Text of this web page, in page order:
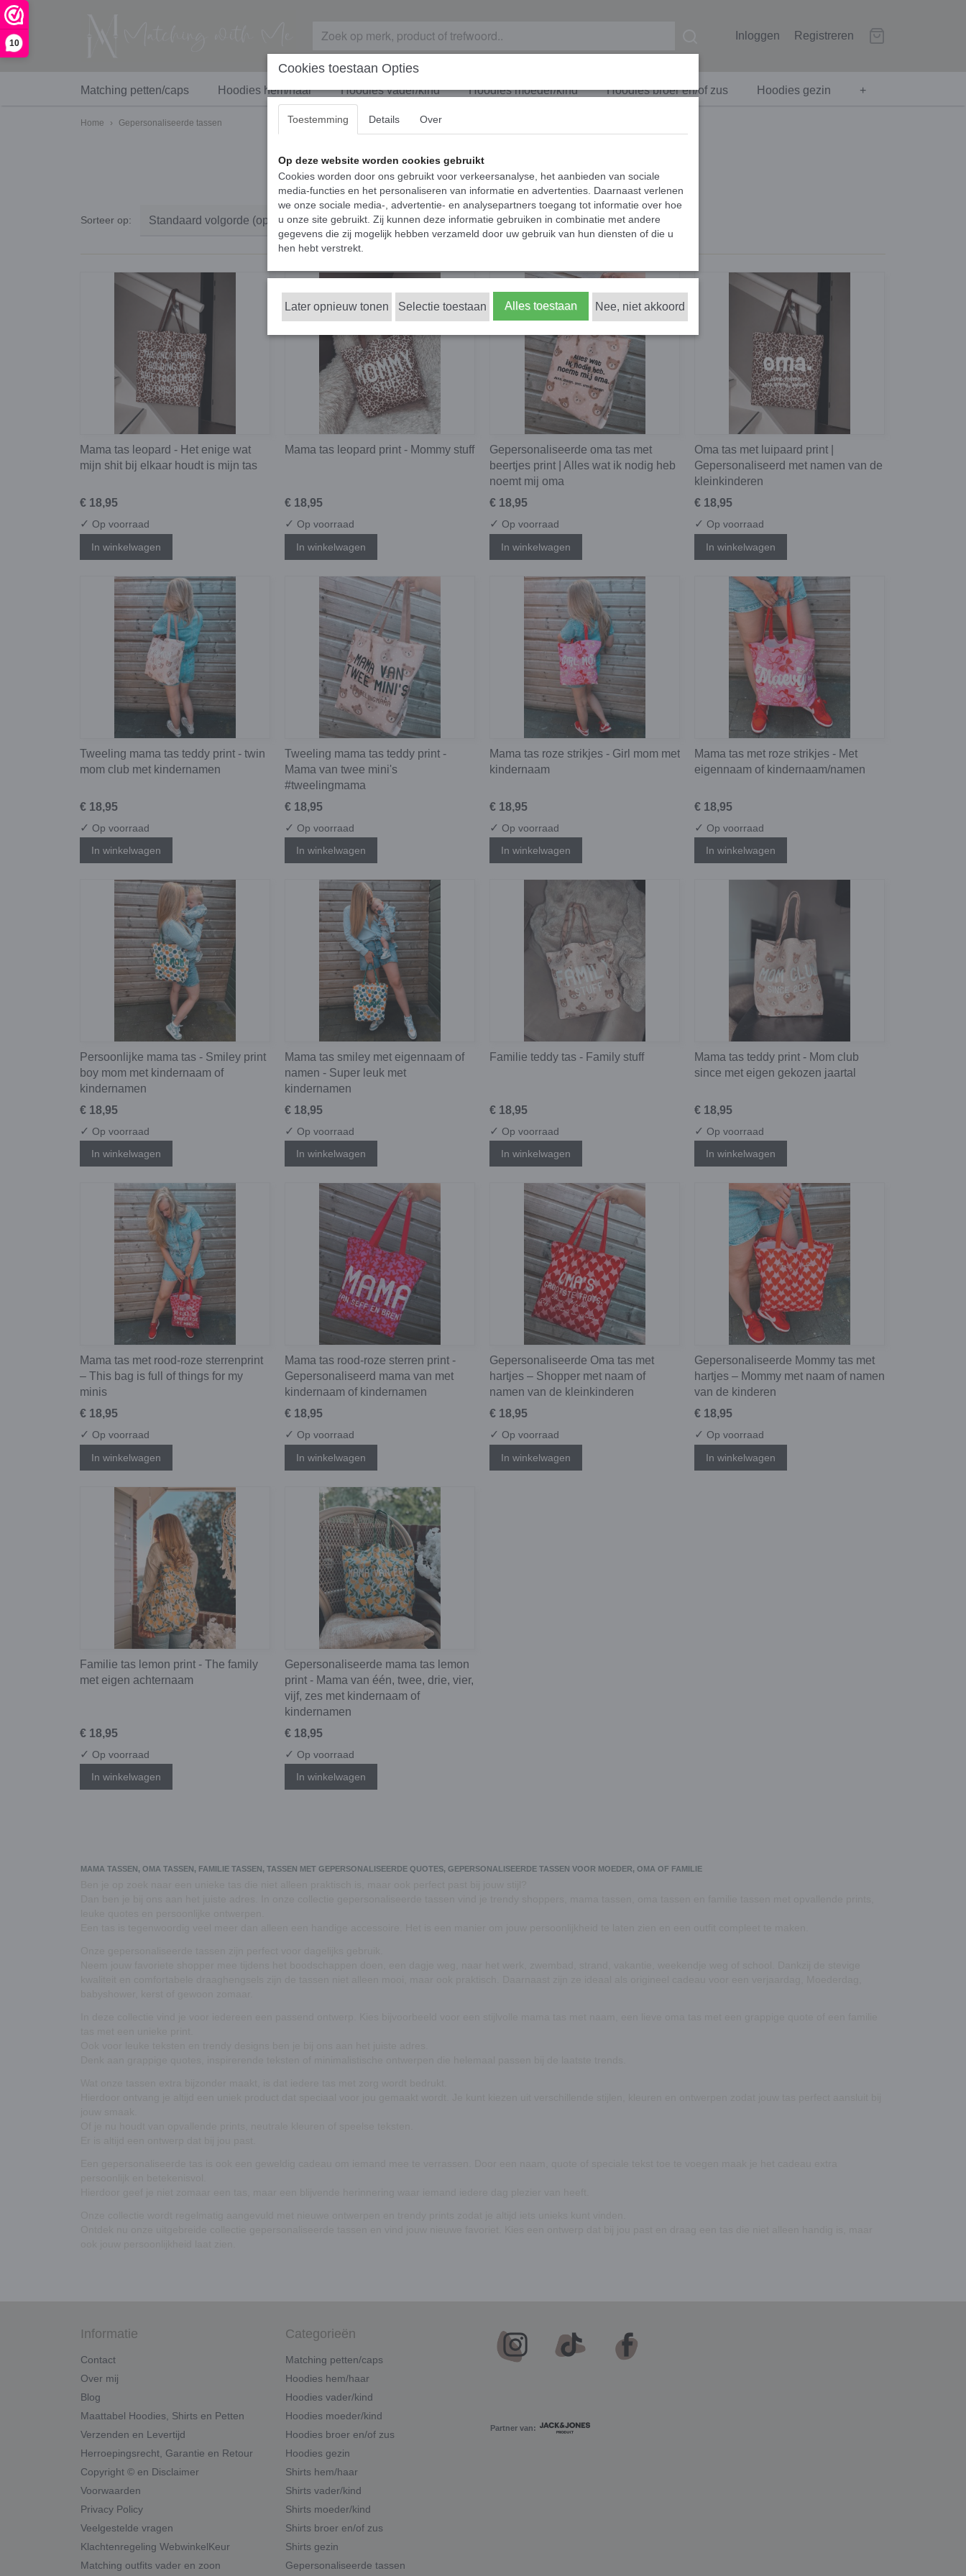
10
Inloggen Registreren
Matching petten/caps Hoodies hem/haar Hoodies vader/kind Hoodies moeder/kind Hoodies broer en/of zus Hoodies gezin +
Home › Gepersonaliseerde tassen
Sorteer op:
Mama tas leopard - Het enige wat
mijn shit bij elkaar houdt is mijn tas
€ 18,95
✓ Op voorraad
In winkelwagen
Mama tas leopard print - Mommy stuff
€ 18,95
✓ Op voorraad
In winkelwagen
Gepersonaliseerde oma tas met
beertjes print | Alles wat ik nodig heb
noemt mij oma
€ 18,95
✓ Op voorraad
In winkelwagen
Oma tas met luipaard print |
Gepersonaliseerd met namen van de
kleinkinderen
€ 18,95
✓ Op voorraad
In winkelwagen
Tweeling mama tas teddy print - twin
mom club met kindernamen
€ 18,95
✓ Op voorraad
In winkelwagen
Tweeling mama tas teddy print -
Mama van twee mini's
#tweelingmama
€ 18,95
✓ Op voorraad
In winkelwagen
Mama tas roze strikjes - Girl mom met
kindernaam
€ 18,95
✓ Op voorraad
In winkelwagen
Mama tas met roze strikjes - Met
eigennaam of kindernaam/namen
€ 18,95
✓ Op voorraad
In winkelwagen
Persoonlijke mama tas - Smiley print
boy mom met kindernaam of
kindernamen
€ 18,95
✓ Op voorraad
In winkelwagen
Mama tas smiley met eigennaam of
namen - Super leuk met
kindernamen
€ 18,95
✓ Op voorraad
In winkelwagen
Familie teddy tas - Family stuff
€ 18,95
✓ Op voorraad
In winkelwagen
Mama tas teddy print - Mom club
since met eigen gekozen jaartal
€ 18,95
✓ Op voorraad
In winkelwagen
Mama tas met rood-roze sterrenprint
– This bag is full of things for my
minis
€ 18,95
✓ Op voorraad
In winkelwagen
Mama tas rood-roze sterren print -
Gepersonaliseerd mama van met
kindernaam of kindernamen
€ 18,95
✓ Op voorraad
In winkelwagen
Gepersonaliseerde Oma tas met
hartjes – Shopper met naam of
namen van de kleinkinderen
€ 18,95
✓ Op voorraad
In winkelwagen
Gepersonaliseerde Mommy tas met
hartjes – Mommy met naam of namen
van de kinderen
€ 18,95
✓ Op voorraad
In winkelwagen
Familie tas lemon print - The family
met eigen achternaam
€ 18,95
✓ Op voorraad
In winkelwagen
Gepersonaliseerde mama tas lemon
print - Mama van één, twee, drie, vier,
vijf, zes met kindernaam of
kindernamen
€ 18,95
✓ Op voorraad
In winkelwagen
MAMA TASSEN, OMA TASSEN, FAMILIE TASSEN, TASSEN MET GEPERSONALISEERDE QUOTES, GEPERSONALISEERDE TASSEN VOOR MOEDER, OMA OF FAMILIE
Informatie
Contact
Over mij
Blog
Maattabel Hoodies, Shirts en Petten
Verzenden en Levertijd
Herroepingsrecht, Garantie en Retour
Copyright © en Disclaimer
Voorwaarden
Privacy Policy
Veelgestelde vragen
Klachtenregeling WebwinkelKeur
Matching outfits vader en zoon
Categorieën
Matching petten/caps
Hoodies hem/haar
Hoodies vader/kind
Hoodies moeder/kind
Hoodies broer en/of zus
Hoodies gezin
Shirts hem/haar
Shirts vader/kind
Shirts moeder/kind
Shirts broer en/of zus
Shirts gezin
Gepersonaliseerde tassen
Partner van:
Cookies toestaan Opties
Toestemming Details Over
Op deze website worden cookies gebruikt
Cookies worden door ons gebruikt voor verkeersanalyse, het aanbieden van sociale
media-functies en het personaliseren van informatie en advertenties. Daarnaast verlenen
we onze sociale media-, advertentie- en analysepartners toegang tot informatie over hoe
u onze site gebruikt. Zij kunnen deze informatie gebruiken in combinatie met andere
gegevens die zij mogelijk hebben verzameld door uw gebruik van hun diensten of die u
hen hebt verstrekt.
Later opnieuw tonen Selectie toestaan Alles toestaan Nee, niet akkoord